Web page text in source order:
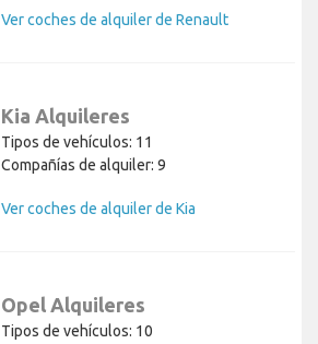
Ver coches de alquiler de Renault
Kia Alquileres
Tipos de vehículos: 11
Compañías de alquiler: 9
Ver coches de alquiler de Kia
Opel Alquileres
Tipos de vehículos: 10